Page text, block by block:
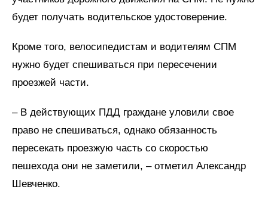
будет получать водительское удостоверение.
Кроме того, велосипедистам и водителям СПМ
нужно будет спешиваться при пересечении
проезжей части.
– В действующих ПДД граждане уловили свое
право не спешиваться, однако обязанность
пересекать проезжую часть со скоростью
пешехода они не заметили, – отметил Александр
Шевченко.